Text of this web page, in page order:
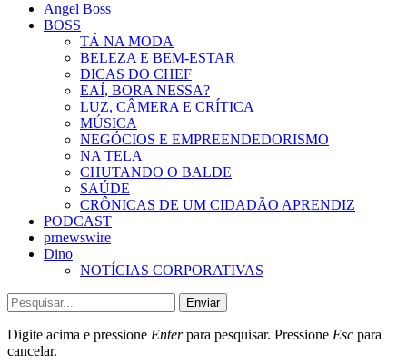
Angel Boss
BOSS
TÁ NA MODA
BELEZA E BEM-ESTAR
DICAS DO CHEF
EAÍ, BORA NESSA?
LUZ, CÂMERA E CRÍTICA
MÚSICA
NEGÓCIOS E EMPREENDEDORISMO
NA TELA
CHUTANDO O BALDE
SAÚDE
CRÔNICAS DE UM CIDADÃO APRENDIZ
PODCAST
prnewswire
Dino
NOTÍCIAS CORPORATIVAS
Enviar
Digite acima e pressione Enterpara pesquisar. Pressione Esc para
cancelar.